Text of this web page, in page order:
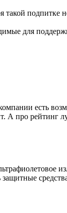
такой подпитке
для
есть
А про рейтинг